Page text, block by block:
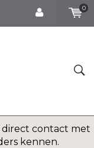
0
direct contact met
kennen.